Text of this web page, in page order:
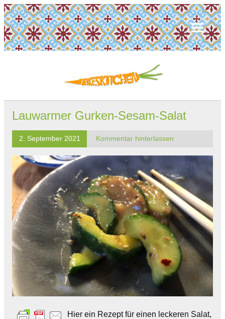
Lauwarmer Gurken-Sesam-Salat
2. September 2021 Kommentar hinterlassen
Hier ein Rezept für einen leckeren Salat,